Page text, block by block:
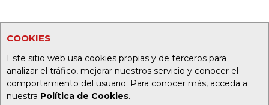
COOKIES
Este sitio web usa cookies propias y de terceros para
analizar el tráfico, mejorar nuestros servicio y conocer el
comportamiento del usuario. Para conocer más, acceda a
nuestra Política de Cookies.